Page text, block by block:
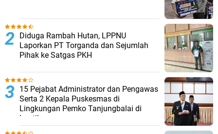
Diduga Rambah Hutan, LPPNU
Laporkan PT Torganda dan Sejumlah
Pihak ke Satgas PKH
15 Pejabat Administrator dan Pengawas
Serta 2 Kepala Puskesmas di
Lingkungan Pemko Tanjungbalai di
Lantik